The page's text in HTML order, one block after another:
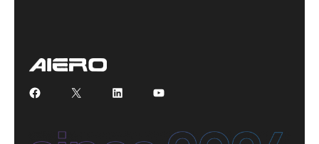
Facebook
X LinkedInYouTube